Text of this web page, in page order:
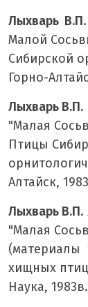
Лыхварь В.П
Малой
Сибирской
Горно-
Лыхварь В.П.
"Малая
Птицы
Алтайск,
Лыхварь В.П.
"Малая
(материалы
хищных
Наука,